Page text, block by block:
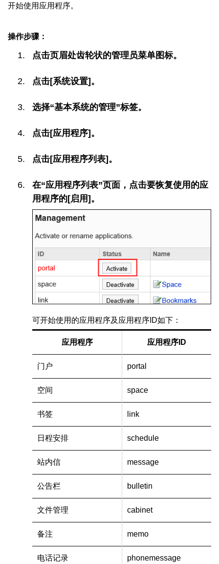
开始使用应用程序。
操作步骤：
点击页眉处齿轮状的管理员菜单图标。
点击[系统设置]。
选择“基本系统的管理”标签。
点击[应用程序]。
点击[应用程序列表]。
在“应用程序列表”页面，点击要恢复使用的应
用程序的[启用]。
可开始使用的应用程序及应用程序ID如下：
应用程序 应用程序ID
门户 portal
空间 space
书签 link
日程安排 schedule
站内信 message
公告栏 bulletin
文件管理 cabinet
备注 memo
电话记录 phonemessage